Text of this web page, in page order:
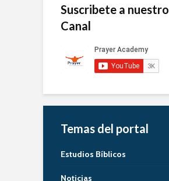
Suscribete a nuestro
Canal
Temas del portal
Estudios Bíblicos
Noticias